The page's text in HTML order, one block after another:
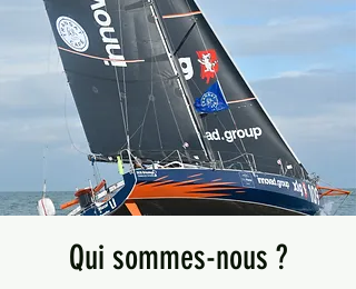
Qui sommes-nous ?